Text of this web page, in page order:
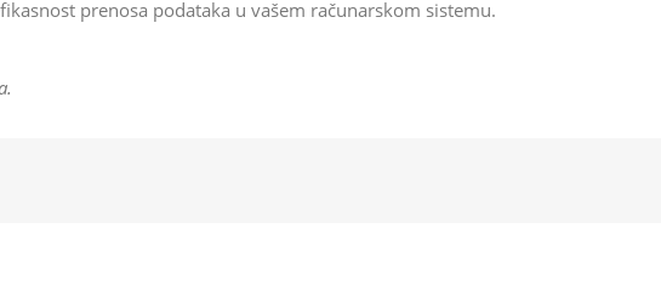
prenosa podataka u vašem računarskom sistemu.